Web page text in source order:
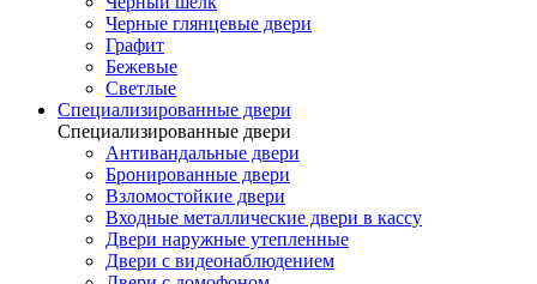
Черные глянцевые двери
Графит
Бежевые
Светлые
Специализированные двери
Специализированные двери
Антивандальные двери
Бронированные двери
Взломостойкие двери
Входные металлические двери в кассу
Двери наружные утепленные
Двери с видеонаблюдением